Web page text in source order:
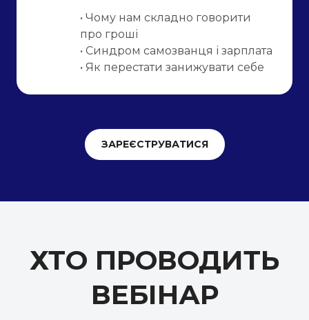
• Чому нам складно говорити
про гроші
• Синдром самозванця і зарплата
• Як перестати занижувати себе
ЗАРЕЄСТРУВАТИСЯ
ХТО ПРОВОДИТЬ
ВЕБІНАР